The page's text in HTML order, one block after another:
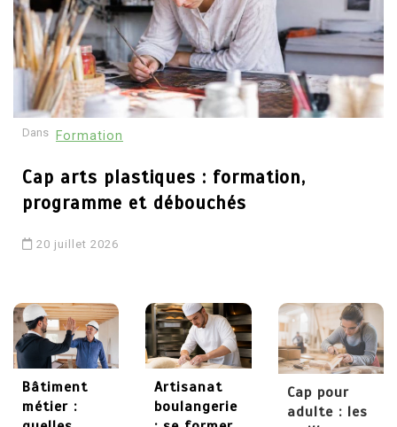
30 mai 2026
études, formations et
débouchés
5
Chaudronnier formation :
apprendre un métier
technique et recherché
Dans Formation
Cap arts plastiques : formation,
programme et débouchés
20 juillet 2026
Bâtiment
métier :
Artisanat
boulangerie
Cap pour
adulte : les